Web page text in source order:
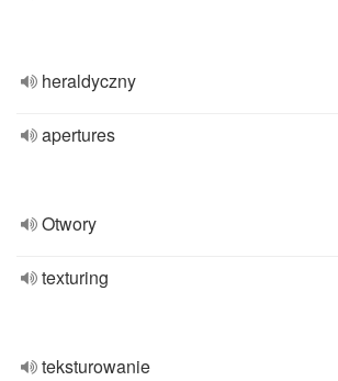
heraldyczny
apertures
Otwory
texturing
teksturowanie